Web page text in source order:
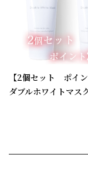
【2個セット ポイン
ダブルホワイトマス